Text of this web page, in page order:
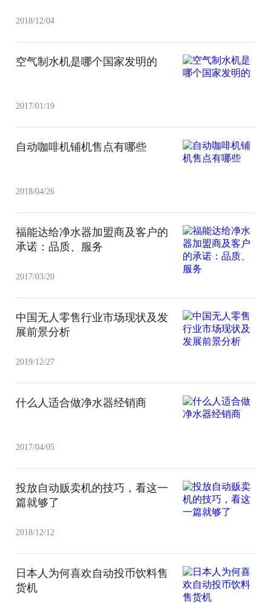
2018/12/04
空气制水机是哪个国家发明的
2017/01/19
自动咖啡机铺机售点有哪些
2018/04/26
福能达给净水器加盟商及客户的
承诺：品质、服务
2017/03/20
中国无人零售行业市场现状及发
展前景分析
2019/12/27
什么人适合做净水器经销商
2017/04/05
投放自动贩卖机的技巧，看这一
篇就够了
2018/12/12
日本人为何喜欢自动投币饮料售
货机